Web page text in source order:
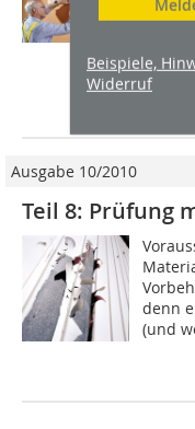
Beispiele,
Widerruf
Ausgabe 10/2010
Teil 8: Prüfung
denn
(und